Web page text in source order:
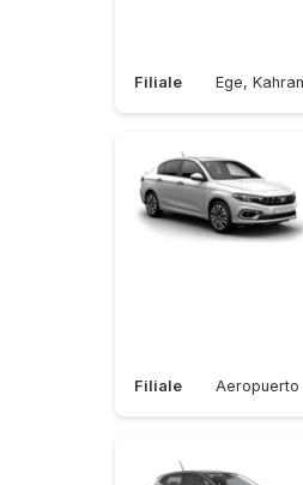
Filiale Ege,
Filiale Aeropuerto